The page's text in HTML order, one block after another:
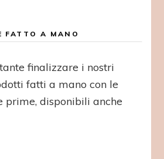
FATTO A MANO
finalizzare i nostri
fatti a mano con le
disponibili anche